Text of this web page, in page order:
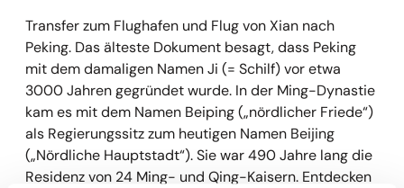
Transfer zum Flughafen und Flug von Xian nach
Peking. Das älteste Dokument besagt, dass Peking
mit dem damaligen Namen Ji (= Schilf) vor etwa
3000 Jahren gegründet wurde. In der Ming-Dynastie
kam es mit dem Namen Beiping („nördlicher Friede“)
als Regierungssitz zum heutigen Namen Beijing
(„Nördliche Hauptstadt“). Sie war 490 Jahre lang die
Residenz von 24 Ming- und Qing-Kaisern. Entdecken